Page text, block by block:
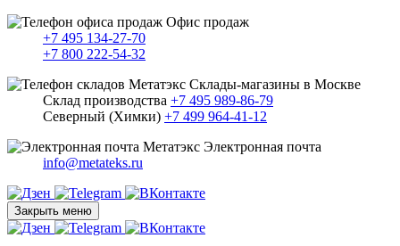
Офис продаж
+7 495 134-27-70
+7 800 222-54-32
Склады-магазины в Москве
Склад производства +7 495 989-86-79
Северный (Химки) +7 499 964-41-12
Электронная почта
info@metateks.ru
Закрыть меню